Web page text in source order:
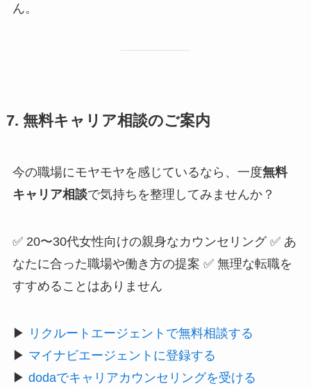
ん。
7. 無料キャリア相談のご案内
今の職場にモヤモヤを感じているなら、一度無料
キャリア相談で気持ちを整理してみませんか？
✅ 20〜30代女性向けの親身なカウンセリング ✅ あ
なたに合った職場や働き方の提案 ✅ 無理な転職を
すすめることはありません
▶︎ リクルートエージェントで無料相談する
▶︎ マイナビエージェントに登録する
▶︎ dodaでキャリアカウンセリングを受ける